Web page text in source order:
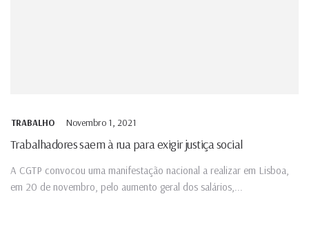
TRABALHO Novembro 1, 2021
Trabalhadores saem à rua para exigir justiça social
A CGTP convocou uma manifestação nacional a realizar em Lisboa,
em 20 de novembro, pelo aumento geral dos salários,...